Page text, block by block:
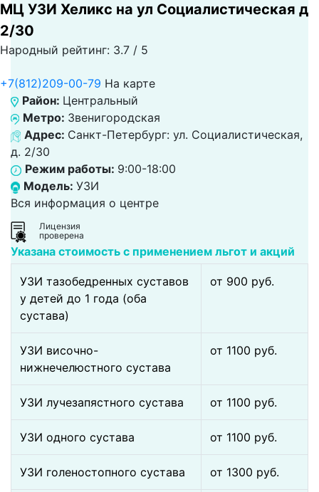
МЦ УЗИ Хеликс на ул Социалистическая д
2/30
Народный рейтинг: 3.7 / 5
+7(812)209-00-79 На карте
Район: Центральный
Метро: Звенигородская
Адрес: Санкт-Петербург: ул. Социалистическая,
д. 2/30
Режим работы: 9:00-18:00
Модель: УЗИ
Вся информация о центре
Лицензия
проверена
Указана стоимость с применением льгот и акций
УЗИ тазобедренных суставов
у детей до 1 года (оба
сустава)
от 900 pуб.
УЗИ височно-
нижнечелюстного сустава
от 1100 pуб.
УЗИ лучезапястного сустава от 1100 pуб.
УЗИ одного сустава от 1100 pуб.
УЗИ голеностопного сустава от 1300 pуб.